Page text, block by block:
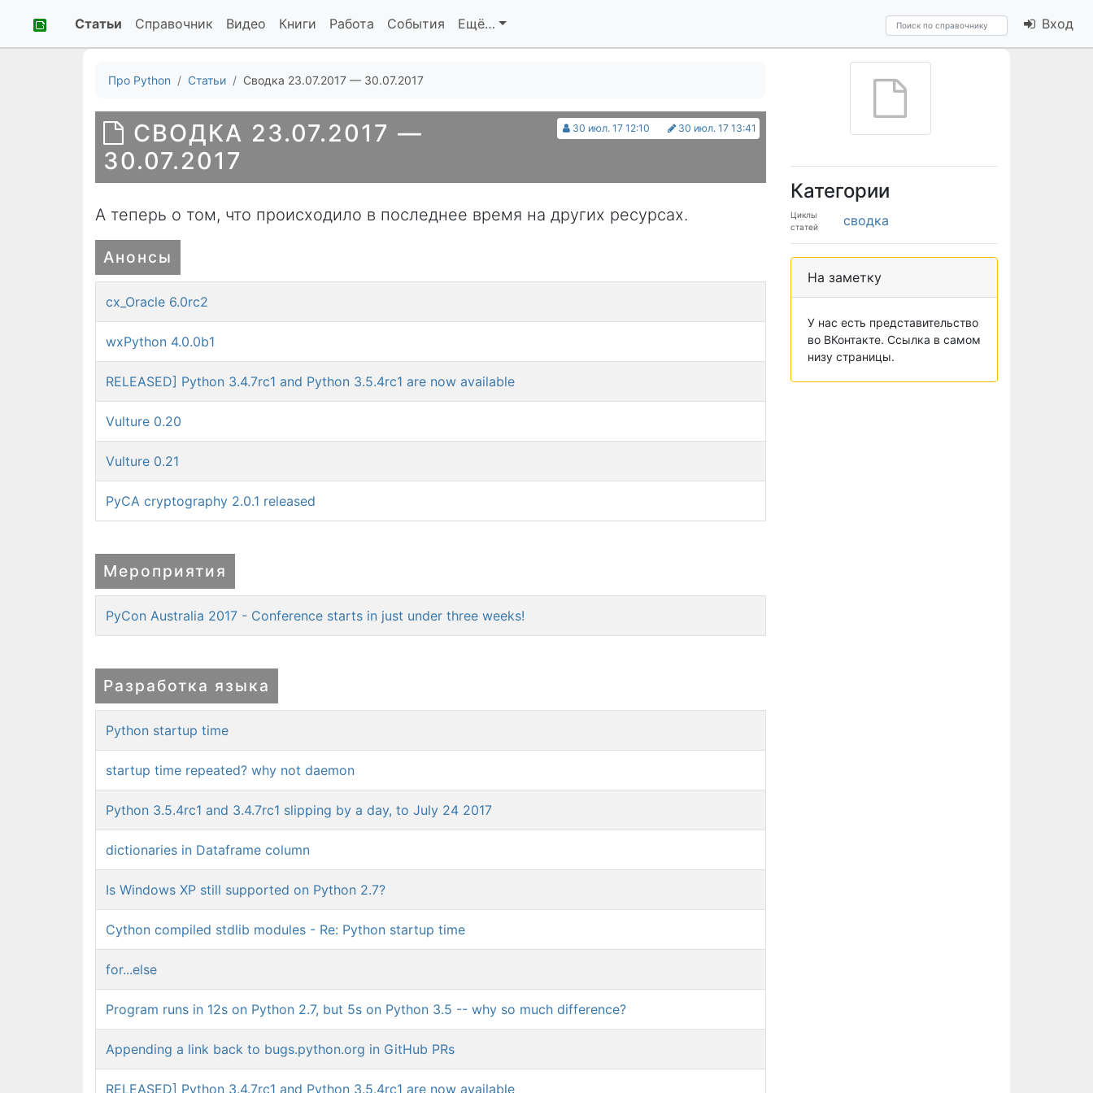
Статьи Справочник Видео Книги Работа События Ещё… Вход
Про Python Статьи Сводка 23.07.2017 — 30.07.2017
30 июл. 17 12:10 30 июл. 17 13:41
СВОДКА 23.07.2017 —
30.07.2017
А теперь о том, что происходило в последнее время на других ресурсах.
Анонсы
cx_Oracle 6.0rc2
wxPython 4.0.0b1
RELEASED] Python 3.4.7rc1 and Python 3.5.4rc1 are now available
Vulture 0.20
Vulture 0.21
PyCA cryptography 2.0.1 released
Мероприятия
PyCon Australia 2017 - Conference starts in just under three weeks!
Разработка языка
Python startup time
startup time repeated? why not daemon
Python 3.5.4rc1 and 3.4.7rc1 slipping by a day, to July 24 2017
dictionaries in Dataframe column
Is Windows XP still supported on Python 2.7?
Cython compiled stdlib modules - Re: Python startup time
for...else
Program runs in 12s on Python 2.7, but 5s on Python 3.5 -- why so much difference?
Appending a link back to bugs.python.org in GitHub PRs
RELEASED] Python 3.4.7rc1 and Python 3.5.4rc1 are now available
Категории
Циклы
статей
сводка
На заметку
У нас есть представительство
во ВКонтакте. Ссылка в самом
низу страницы.